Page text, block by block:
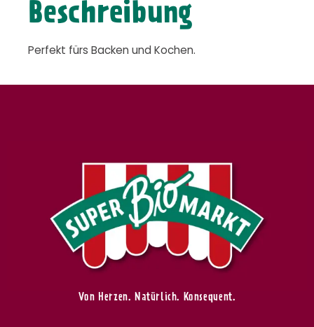
Beschreibung
Perfekt fürs Backen und Kochen.
Von Herzen. Natürlich. Konsequent.